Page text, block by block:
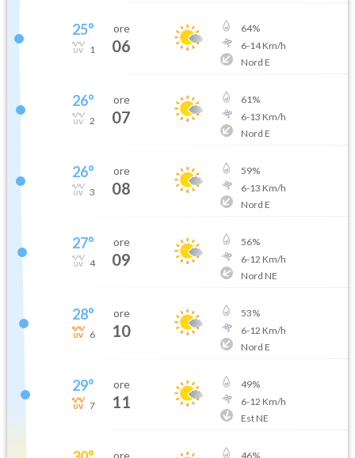
25°
1
ore
06
64%
6-14Km/h
Nord E
26°
2
ore
07
61%
6-13 Km/h
Nord E
26°
3
ore
08
59%
6-13 Km/h
Nord E
27°
4
ore
09
56%
6-12 Km/h
Nord NE
28°
6
ore
10
53%
6-12 Km/h
Nord E
29°
7
ore
11
49%
6-12 Km/h
Est NE
ore 46%